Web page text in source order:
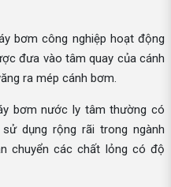
bơm công nghiệp hoạt động
đưa vào tâm quay của cánh
ra mép cánh bơm.
bơm nước ly tâm thường có
dụng rộng rãi trong ngành
chuyển các chất lỏng có độ